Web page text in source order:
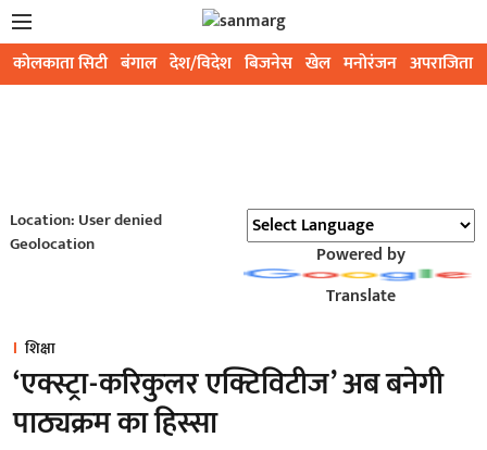
कोलकाता सिटी बंगाल देश/विदेश बिजनेस खेल मनोरंजन अपराजिता
Location: User denied
Geolocation
Powered by
Translate
शिक्षा
‘एक्स्ट्रा-करिकुलर एक्टिविटीज’ अब बनेगी
पाठ्यक्रम का हिस्सा